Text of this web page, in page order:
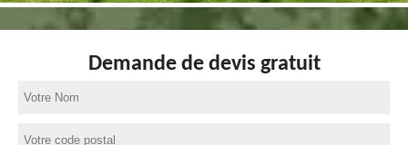
Demande de devis gratuit